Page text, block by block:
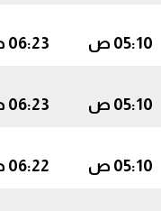
05:10 ص 06:23 ص
05:10 ص 06:23 ص
05:10 ص 06:22 ص